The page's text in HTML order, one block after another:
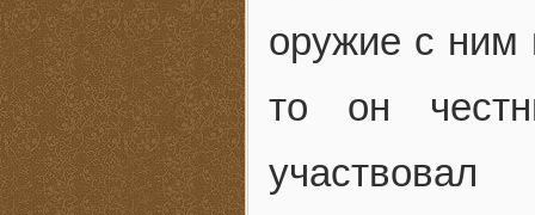
оружие с ним
то он